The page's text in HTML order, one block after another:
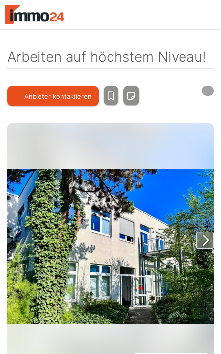
Accessibility
Modus
zum
Inhalt
Arbeiten auf höchstem Niveau!
Anbieter kontaktieren